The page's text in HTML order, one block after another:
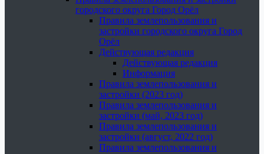
городского округа Город Орёл
Правила землепользования и
застройки городского округа Город
Орёл
Действующая редакция
Действующая редакция
Информация
Правила землепользования и
застройки (2023 год)
Правила землепользования и
застройки (май, 2023 год)
Правила землепользования и
застройки (август, 2022 год)
Правила землепользования и